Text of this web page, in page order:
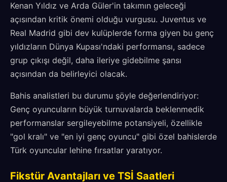
Kenan Yıldız ve Arda Güler'in takımın geleceği
açısından kritik önemi olduğu vurgusu. Juventus ve
Real Madrid gibi dev kulüplerde forma giyen bu genç
yıldızların Dünya Kupası'ndaki performansı, sadece
grup çıkışı değil, daha ileriye gidebilme şansı
açısından da belirleyici olacak.
Bahis analistleri bu durumu şöyle değerlendiriyor:
Genç oyuncuların büyük turnuvalarda beklenmedik
performanslar sergileyebilme potansiyeli, özellikle
"gol kralı" ve "en iyi genç oyuncu" gibi özel bahislerde
Türk oyuncular lehine fırsatlar yaratıyor.
Fikstür Avantajları ve TSİ Saatleri